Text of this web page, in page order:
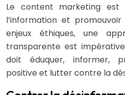
Le content marketing est
l’information et
enjeux éthiques, une
transparente est
doit éduquer, informer,
positive et lutter contre la